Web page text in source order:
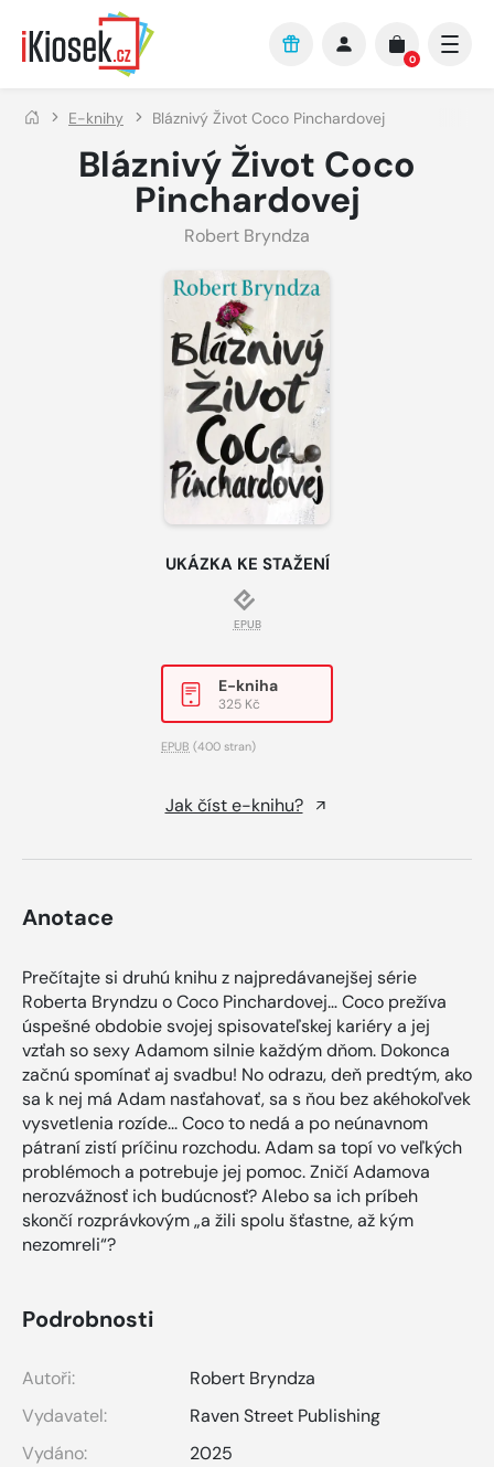
Přejít na hlavní obsah
0
E-knihy Bláznivý Život Coco Pinchardovej
Bláznivý Život Coco
Pinchardovej
Robert Bryndza
UKÁZKA KE STAŽENÍ
EPUB
E-kniha
325 Kč
EPUB (400 stran)
Jak číst e-knihu?
Anotace
Prečítajte si druhú knihu z najpredávanejšej série
Roberta Bryndzu o Coco Pinchardovej… Coco prežíva
úspešné obdobie svojej spisovateľskej kariéry a jej
vzťah so sexy Adamom silnie každým dňom. Dokonca
začnú spomínať aj svadbu! No odrazu, deň predtým, ako
sa k nej má Adam nasťahovať, sa s ňou bez akéhokoľvek
vysvetlenia rozíde... Coco to nedá a po neúnavnom
pátraní zistí príčinu rozchodu. Adam sa topí vo veľkých
problémoch a potrebuje jej pomoc. Zničí Adamova
nerozvážnosť ich budúcnosť? Alebo sa ich príbeh
skončí rozprávkovým „a žili spolu šťastne, až kým
nezomreli“?
Podrobnosti
Autoři:
Robert Bryndza
Vydavatel:
Raven Street Publishing
Vydáno:
2025